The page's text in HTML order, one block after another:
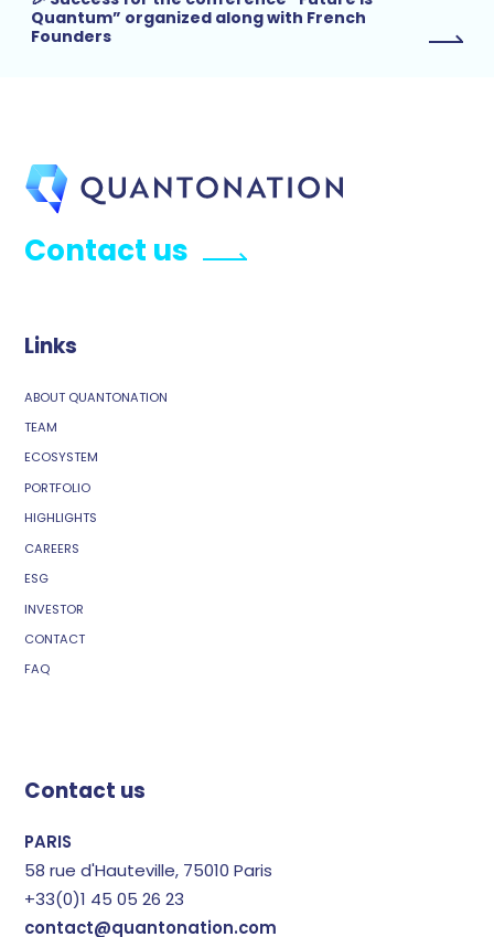
Quantum” organized along with French
Founders
Contact us
Links
ABOUT QUANTONATION
TEAM
ECOSYSTEM
PORTFOLIO
HIGHLIGHTS
CAREERS
ESG
INVESTOR
CONTACT
FAQ
Contact us
PARIS
58 rue d'Hauteville, 75010 Paris
+33(0)1 45 05 26 23
contact@quantonation.com